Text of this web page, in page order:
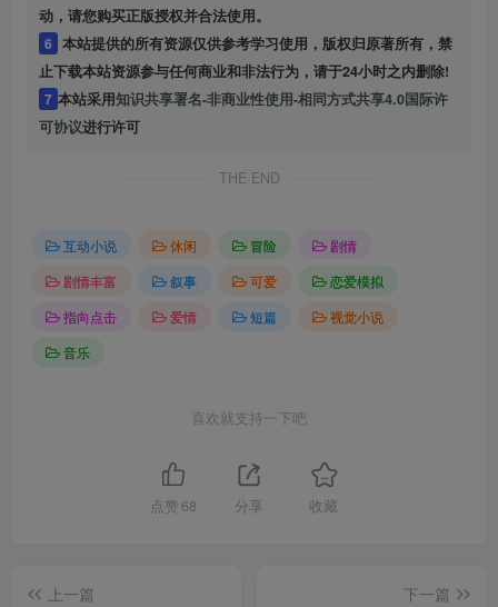
动，请您购买正版授权并合法使用。
6 本站提供的所有资源仅供参考学习使用，版权归原著所有，禁
止下载本站资源参与任何商业和非法行为，请于24小时之内删除!
7 本站采用知识共享署名-非商业性使用-相同方式共享4.0国际许
可协议进行许可
THE END
互动小说 休闲 冒险
剧情
剧情丰富
叙事 可爱
恋爱模拟
指向点击
爱情 短篇
视觉小说
音乐
喜欢就支持一下吧
点赞 68 分享 收藏
上一篇
下一篇